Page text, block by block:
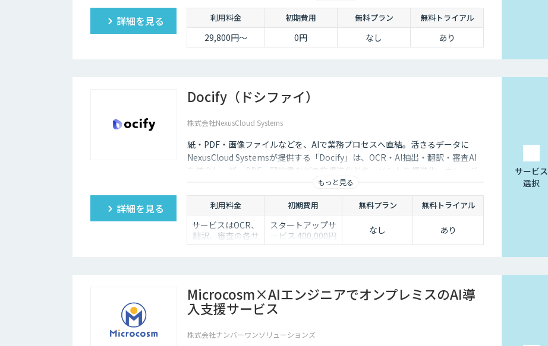
詳細を見る 利用料金 初期費用 無料プラン 無料トライアル
29,800円〜 0円 なし あり
Docify（ドシファイ）
株式会社NexusCloud Systems
紙・PDF・画像ファイルなどを、AIで業務プロセスへ直結。活きるデータに
NexusCloud Systemsが提供する「Docify」は、OCR・AI抽出・翻訳・審査AI
を統合し、紙・PDF・契約書などの非構造化ドキュメントを構造化・ナレッジ
化し、AIエージェントによる業務自動化まで実現するAIプラットフォームで
す。
もっと見る
詳細を見る 利用料金 初期費用 無料プラン 無料トライアル
サービスはOCR、
翻訳、審査の各サ
ービスの基本使用
（基本利用料）
・1サービスあた
り100,000円/月
（ポイント使用
スタートアップサ
ービス 400,000円
より（別途個別見
なし あり
サービス
選択
Microcosm×AIエンジニアでオンプレミスのAI導
入支援サービス
株式会社ナンバーワンソリューションズ